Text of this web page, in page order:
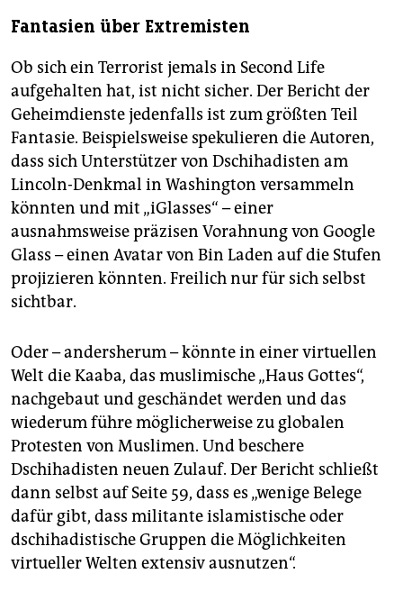
Fantasien über Extremisten
Ob sich ein Terrorist jemals in Second Life
aufgehalten hat, ist nicht sicher. Der Bericht der
Geheimdienste jedenfalls ist zum größten Teil
Fantasie. Beispielsweise spekulieren die Autoren,
dass sich Unterstützer von Dschihadisten am
Lincoln-Denkmal in Washington versammeln
könnten und mit „iGlasses“ – einer
ausnahmsweise präzisen Vorahnung von Google
Glass – einen Avatar von Bin Laden auf die Stufen
projizieren könnten. Freilich nur für sich selbst
sichtbar.
Oder – andersherum – könnte in einer virtuellen
Welt die Kaaba, das muslimische „Haus Gottes“,
nachgebaut und geschändet werden und das
wiederum führe möglicherweise zu globalen
Protesten von Muslimen. Und beschere
Dschihadisten neuen Zulauf. Der Bericht schließt
dann selbst auf Seite 59, dass es „wenige Belege
dafür gibt, dass militante islamistische oder
dschihadistische Gruppen die Möglichkeiten
virtueller Welten extensiv ausnutzen“.